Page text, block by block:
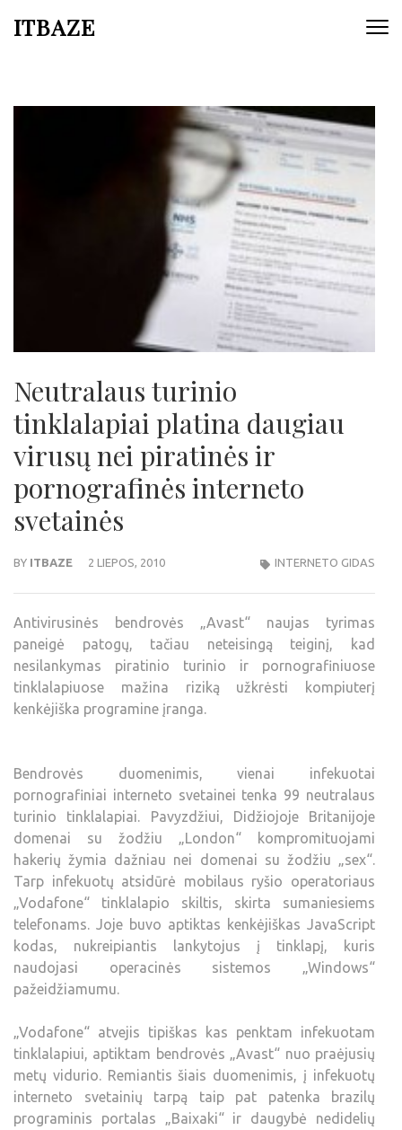
ITBAZE
Neutralaus turinio
tinklalapiai platina daugiau
virusų nei piratinės ir
pornografinės interneto
svetainės
BY ITBAZE 2 LIEPOS, 2010 INTERNETO GIDAS
Antivirusinės bendrovės „Avast“ naujas tyrimas
paneigė patogų, tačiau neteisingą teiginį, kad
nesilankymas piratinio turinio ir pornografiniuose
tinklalapiuose mažina riziką užkrėsti kompiuterį
kenkėjiška programine įranga.
Bendrovės duomenimis, vienai infekuotai
pornografiniai interneto svetainei tenka 99 neutralaus
turinio tinklalapiai. Pavyzdžiui, Didžiojoje Britanijoje
domenai su žodžiu „London“ kompromituojami
hakerių žymia dažniau nei domenai su žodžiu „sex“.
Tarp infekuotų atsidūrė mobilaus ryšio operatoriaus
„Vodafone“ tinklalapio skiltis, skirta sumaniesiems
telefonams. Joje buvo aptiktas kenkėjiškas JavaScript
kodas, nukreipiantis lankytojus į tinklapį, kuris
naudojasi operacinės sistemos „Windows“
pažeidžiamumu.
„Vodafone“ atvejis tipiškas kas penktam infekuotam
tinklalapiui, aptiktam bendrovės „Avast“ nuo praėjusių
metų vidurio. Remiantis šiais duomenimis, į infekuotų
interneto svetainių tarpą taip pat patenka brazilų
programinis portalas „Baixaki“ ir daugybė nedidelių